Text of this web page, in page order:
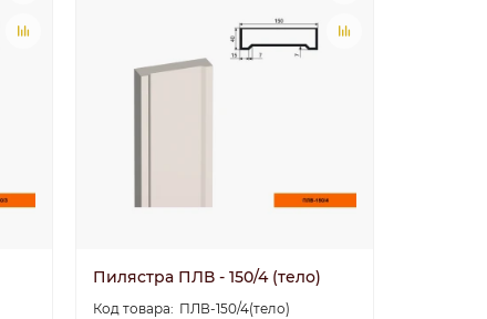
Пилястра ПЛВ - 150/4 (тело)
ПЛВ-150/4(тело)